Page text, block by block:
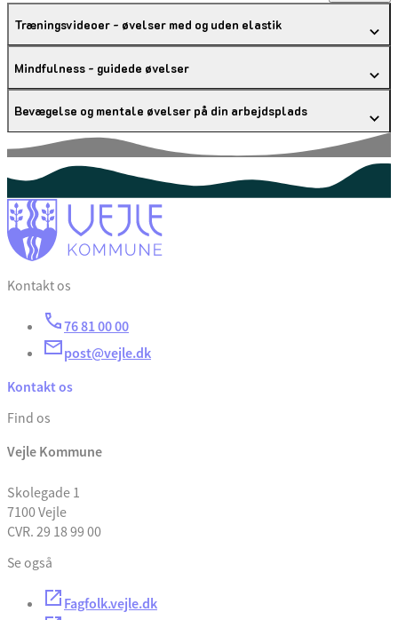
Træningsvideoer - øvelser med og uden elastik
Mindfulness - guidede øvelser
Bevægelse og mentale øvelser på din arbejdsplads
Kontakt os
76 81 00 00
post@vejle.dk
Kontakt os
Find os
Vejle Kommune
Skolegade 1
7100 Vejle
CVR. 29 18 99 00
Se også
Fagfolk.vejle.dk